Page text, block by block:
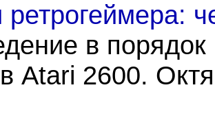
ретрогеймера:
в
Atari 2600.